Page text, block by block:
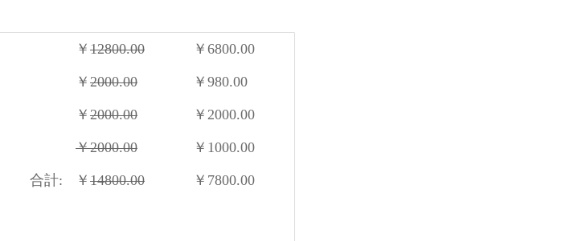
￥ 12800.00 ￥ 6800.00
￥ 2000.00 ￥ 980.00
￥ 2000.00 ￥ 2000.00
￥2000.00 ￥ 1000.00
合計: ￥ 14800.00 ￥ 7800.00